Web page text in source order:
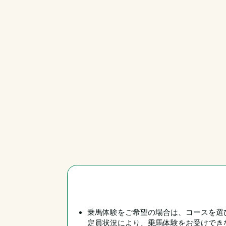
乗馬体験をご希望の場合は、コースを
定員状況により、乗馬体験をお受けで